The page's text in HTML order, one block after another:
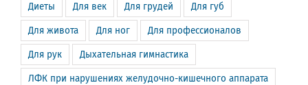
Диеты Для век Для грудей Для губ
Для живота Для ног Для профессионалов
Для рук Дыхательная гимнастика
ЛФК при нарушениях желудочно-кишечного аппарата